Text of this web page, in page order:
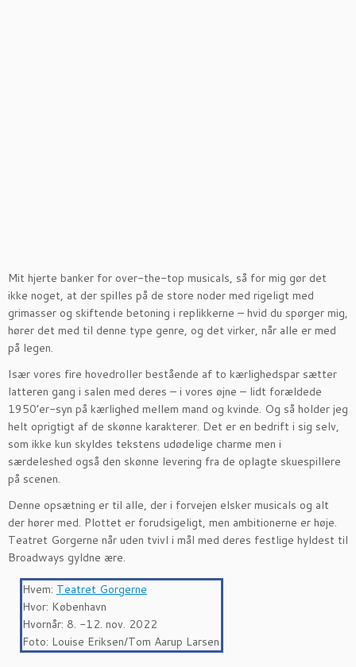
Mit hjerte banker for over-the-top musicals, så for mig gør det
ikke noget, at der spilles på de store noder med rigeligt med
grimasser og skiftende betoning i replikkerne – hvid du spørger mig,
hører det med til denne type genre, og det virker, når alle er med
på legen.
Især vores fire hovedroller bestående af to kærlighedspar sætter
latteren gang i salen med deres – i vores øjne – lidt forældede
1950’er-syn på kærlighed mellem mand og kvinde. Og så holder jeg
helt oprigtigt af de skønne karakterer. Det er en bedrift i sig selv,
som ikke kun skyldes tekstens udødelige charme men i
særdeleshed også den skønne levering fra de oplagte skuespillere
på scenen.
Denne opsætning er til alle, der i forvejen elsker musicals og alt
der hører med. Plottet er forudsigeligt, men ambitionerne er høje.
Teatret Gorgerne når uden tvivl i mål med deres festlige hyldest til
Broadways gyldne ære.
Hvem: Teatret Gorgerne
Hvor: København
Hvornår: 8. -12. nov. 2022
Foto: Louise Eriksen/Tom Aarup Larsen